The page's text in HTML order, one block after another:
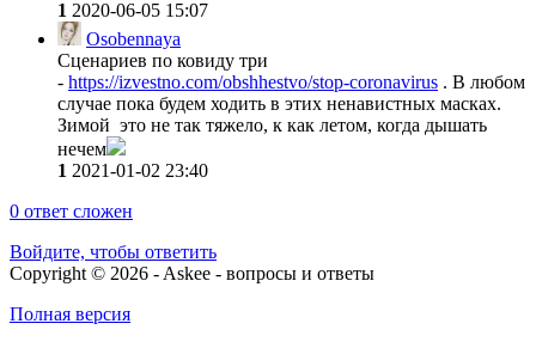
1 2020-06-05 15:07
Osobennaya
Сценариев по ковиду три
- https://izvestno.com/obshhestvo/stop-coronavirus . В любом
случае пока будем ходить в этих ненавистных масках.
Зимой это не так тяжело, к как летом, когда дышать
нечем
1 2021-01-02 23:40
0 ответ сложен
Войдите, чтобы ответить
Copyright © 2026 - Askee - вопросы и ответы
Полная версия